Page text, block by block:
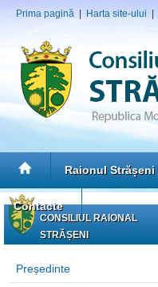
Prima pagină Harta site-ului
Raionul Strășeni
Contacte
CONSILIUL RAIONAL
STRĂȘENI
Președinte